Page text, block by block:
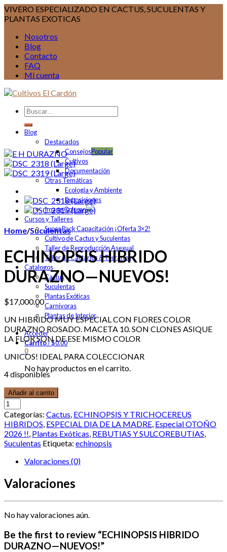
VIVERO ESPECIALIZADO EN CACTUS, SUCULENTAS Y
PLANTAS EXOTICAS
Nosotros
Blog
Contacto
FAQ
Mi cuenta
Blog
Destacados
Consejos
Cultivos
Documentación
Otras Temáticas
Ecología y Ambiente
Exposiciones
Image Column
Cursos y Talleres
Super Pack Capacitación ¡Oferta 3×2!
Cultivo de Cactus y Suculentas
Taller de Reproducción Asexual
Taller de Cactarios & Terrarios
Catalogos
Cactus
Suculentas
Plantas Exóticas
Carnívoras
Plantas de Interior
Acceder
Carrito/$0.00
0
No hay productos en el carrito.
Home/Suculentas
ECHINOPSIS HIBRIDO
DURAZNO—NUEVOS!
$17,000.00
UN HIBRIDO MUY ESPECIAL CON FLORES COLOR
DURAZNO ROSADO. MACETA 10. SON CLONES ASIQUE
LA FLOR SON DE ESE MISMO COLOR
UNICOS! IDEAL PARA COLECCIONAR
4 disponibles
Añadir al carrito
Categorías: Cactus, ECHINOPSIS Y TRICHOCEREUS
HIBRIDOS, ESPECIAL DIA DE LA MADRE, Especial OTOÑO
2026 !!, Plantas Exóticas, REBUTIAS Y SULCOREBUTIAS,
Suculentas Etiqueta: echinopsis
Valoraciones (0)
Valoraciones
No hay valoraciones aún.
Be the first to review “ECHINOPSIS HIBRIDO
DURAZNO—NUEVOS!”